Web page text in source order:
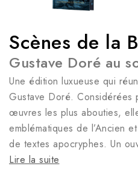
Scènes de la
Gustave Doré au
Une édition luxueuse qui
Gustave Doré. Considérées
œuvres les plus abouties,
emblématiques de l’Ancien
de textes apocryphes. Un
Lire la suite